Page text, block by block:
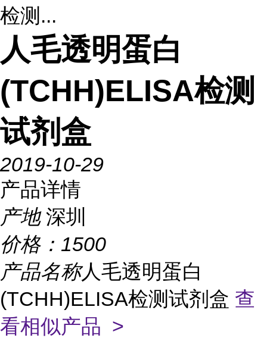
检测...
人毛透明蛋白
(TCHH)ELISA检测
试剂盒
2019-10-29
产品详情
产地 深圳
价格： 1500
产品名称人毛透明蛋白
(TCHH)ELISA检测试剂盒 查
看相似产品 >